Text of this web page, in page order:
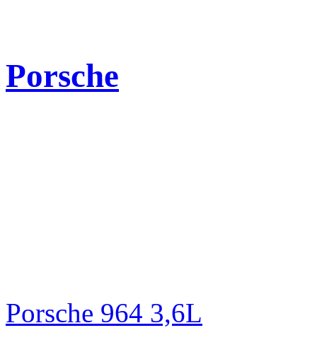
Porsche
Porsche 964 3,6L